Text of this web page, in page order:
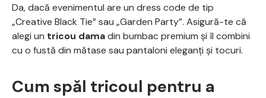
Da, dacă evenimentul are un dress code de tip
„Creative Black Tie” sau „Garden Party”. Asigură-te că
alegi un tricou damadin bumbac premium și îl combini
cu o fustă din mătase sau pantaloni eleganți și tocuri.
Cum spăl tricoul pentru a